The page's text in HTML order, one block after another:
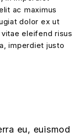
ac maximus
dolor ex ut
eleifend risus
imperdiet justo
eu, euismod